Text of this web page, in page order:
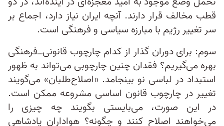
قطب مخالف قرار دارند. آنچه ایران نیاز دارد، اجماع بر
سر تغییر رژیم با مبارزه سیاسی و فرهنگی است.
سوم: برای دوران گذار از کدام چارچوب قانونی‌ــ‌‌فرهنگی
بهره می‌گیریم؟ فقدان چنین چارچوبی می‌تواند به ظهور
استبداد در لباسی نو بینجامد. «اصلاح‌طلبان» می‌گویند
تغییر در چارچوب قانون اساسی مشروعه ممکن است.
در این صورت، می‌بایستی بگویند چه چیزی را
می‌خواهند اصلاح کنند و چگونه؟ هواداران پادشاهی